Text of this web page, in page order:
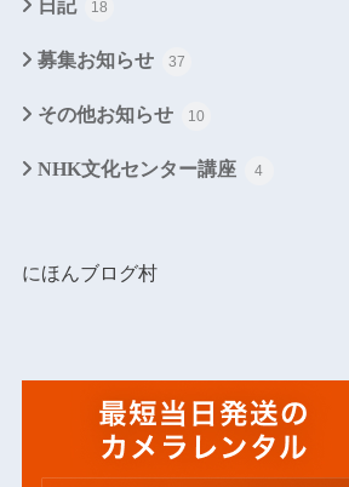
日記 18
募集お知らせ 37
その他お知らせ 10
NHK文化センター講座 4
にほんブログ村